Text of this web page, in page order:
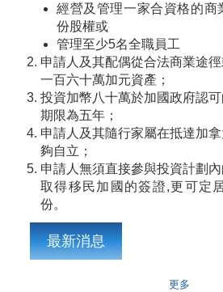
經營及管理一家合資格的商
份股權或
管理至少5名全職員工
申請人及其配偶從合法商業途
一百六十萬加元資產；
投資加幣八十萬於加國政府認
期限為五年；
申請人及其隨行家屬在抵達加
夠自立；
申請人無須直接參與投資計劃
取得移民加國的簽證,更可定
份。
最新消息
更多